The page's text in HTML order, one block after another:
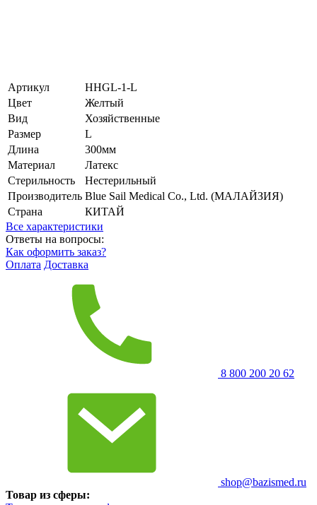
Артикул
HHGL-1-L
Цвет
Желтый
Вид
Хозяйственные
Размер
L
Длина
300мм
Материал
Латекс
Стерильность
Нестерильный
Производитель Blue Sail Medical Co., Ltd. (МАЛАЙЗИЯ)
Страна
КИТАЙ
Все характеристики
Ответы на вопросы:
Как оформить заказ?
Оплата Доставка
8 800 200 20 62
shop@bazismed.ru
Товар из сферы: